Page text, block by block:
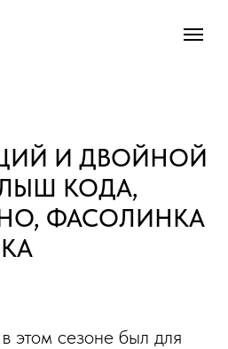
И ДВОЙНОЙ
КОДА,
ФАСОЛИНКА
этом сезоне был для